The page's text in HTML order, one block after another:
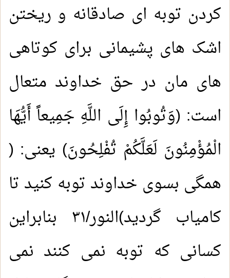
کردن توبه ای صادقانه و ریختن
اشک های پشیمانی برای کوتاهی
های مان در حق خداوند متعال
است: (وَتُوبُوا إِلَى اللَّهِ جَمِيعاً أَيُّهَا
الْمُؤْمِنُونَ لَعَلَّكُمْ تُفْلِحُونَ) یعنی: (
همگی بسوی خداوند توبه کنید تا
کامیاب گردید)النور/۳۱ بنابراین
کسانی که توبه نمی کنند نمی